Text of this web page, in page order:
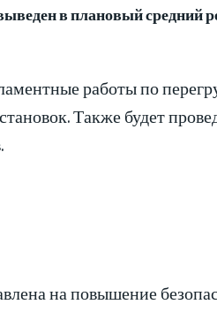
в плановый средний
работы по
Также будет
на повышение